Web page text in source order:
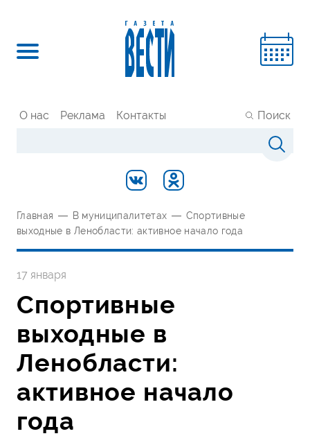
О нас Реклама Контакты Поиск
Главная — В муниципалитетах — Спортивные
выходные в Ленобласти: активное начало года
17 января
Спортивные
выходные в
Ленобласти:
активное начало
года